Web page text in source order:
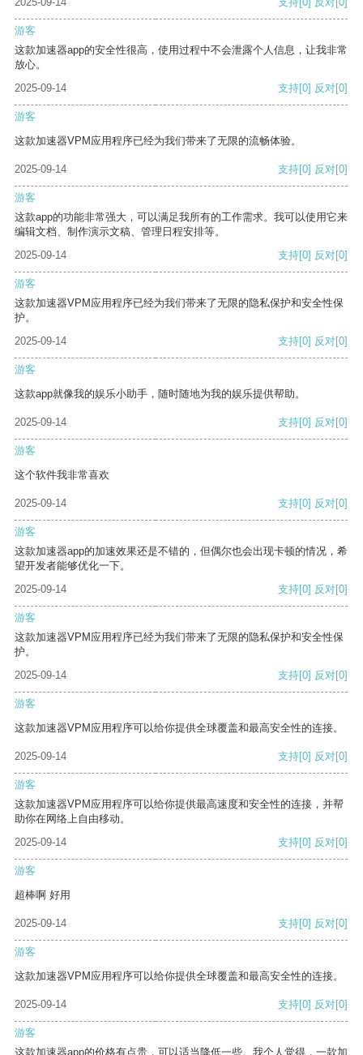
游客
这款加速器app的安全性很高，使用过程中不会泄露个人信息，让我非常
放心。
2025-09-14
支持[0] 反对[0]
游客
这款加速器VPM应用程序已经为我们带来了无限的流畅体验。
2025-09-14 支持[0] 反对[0]
游客
这款app的功能非常强大，可以满足我所有的工作需求。我可以使用它来
编辑文档、制作演示文稿、管理日程安排等。
2025-09-14
支持[0] 反对[0]
游客
这款加速器VPM应用程序已经为我们带来了无限的隐私保护和安全性保
护。
2025-09-14
支持[0] 反对[0]
游客
这款app就像我的娱乐小助手，随时随地为我的娱乐提供帮助。
2025-09-14 支持[0] 反对[0]
游客
这个软件我非常喜欢
2025-09-14 支持[0] 反对[0]
游客
这款加速器app的加速效果还是不错的，但偶尔也会出现卡顿的情况，希
望开发者能够优化一下。
2025-09-14
支持[0] 反对[0]
游客
这款加速器VPM应用程序已经为我们带来了无限的隐私保护和安全性保
护。
2025-09-14
支持[0] 反对[0]
游客
这款加速器VPM应用程序可以给你提供全球覆盖和最高安全性的连接。
2025-09-14 支持[0] 反对[0]
游客
这款加速器VPM应用程序可以给你提供最高速度和安全性的连接，并帮
助你在网络上自由移动。
2025-09-14
支持[0] 反对[0]
游客
超棒啊 好用
2025-09-14 支持[0] 反对[0]
游客
这款加速器VPM应用程序可以给你提供全球覆盖和最高安全性的连接。
2025-09-14 支持[0] 反对[0]
游客
这款加速器app的价格有点贵，可以适当降低一些。我个人觉得，一款加